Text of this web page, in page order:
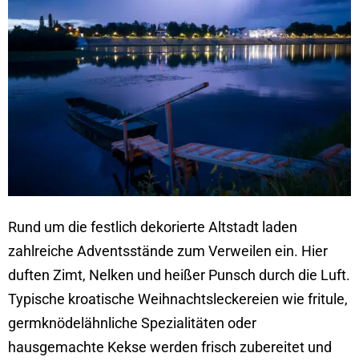
Rund um die festlich dekorierte Altstadt laden
zahlreiche Adventsstände zum Verweilen ein. Hier
duften Zimt, Nelken und heißer Punsch durch die Luft.
Typische kroatische Weihnachtsleckereien wie fritule,
germknödelähnliche Spezialitäten oder
hausgemachte Kekse werden frisch zubereitet und